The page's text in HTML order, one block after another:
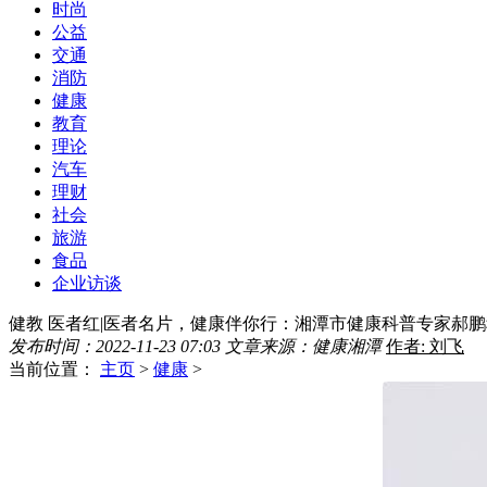
时尚
公益
交通
消防
健康
教育
理论
汽车
理财
社会
旅游
食品
企业访谈
健教 医者红|医者名片，健康伴你行：湘潭市健康科普专家郝
发布时间：2022-11-23 07:03 文章来源：健康湘潭 作者: 刘飞
当前位置： 主页 > 健康 >